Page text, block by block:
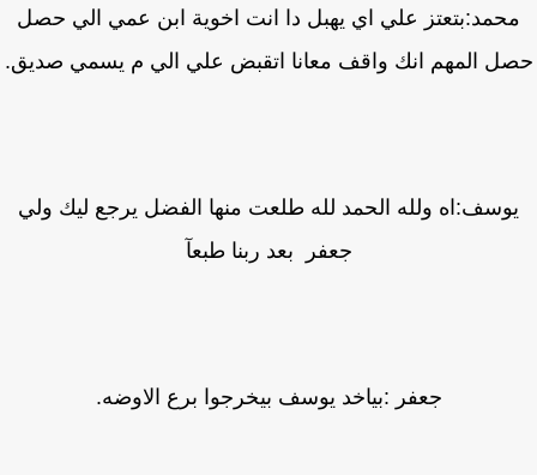
علي اي يهبل دا انت اخوية ابن عمي الي حصل
المهم انك واقف معانا اتقبض علي الي م يسمي صديق.
ولله الحمد لله طلعت منها الفضل يرجع ليك ولي
جعفر بعد ربنا طبعآ
جعفر :بياخد يوسف بيخرجوا برع الاوضه.